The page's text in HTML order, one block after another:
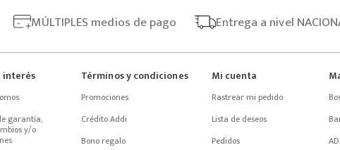
MÚLTIPLES medios de pago Entrega a nivel
interés
garantía,
y/o
Términos y condiciones
Promociones
Crédito Addi
Bono regalo
Mi cuenta
Rastrear mi pedido
Lista de deseos
Pedidos